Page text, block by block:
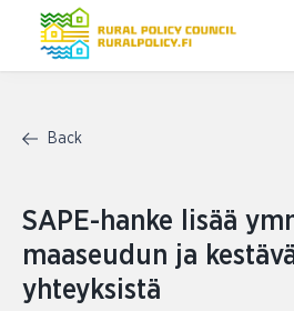
Back
SAPE-hanke lisää
maaseudun ja
yhteyksistä